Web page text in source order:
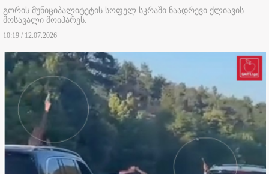
გორის მუნიციპალიტეტის სოფელ სკრაში ნაადრევი ქლიავის
მოსავალი მოიპარეს.
10:19 / 12.07.2026